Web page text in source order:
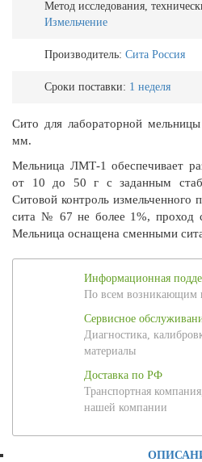
Метод исследования,
Измельчение
Производитель: Сита Россия
Сроки поставки: 1 неделя
Сито для лабораторной
мм.
Мельница ЛМТ-1 обеспечивает
от 10 до 50 г с заданным
Ситовой контроль измельченного
сита № 67 не более 1%, проход
Мельница оснащена сменными
Информационная
По всем возникающим
Сервисное
Диагностика,
материалы
Доставка по РФ
Транспортная
нашей компании